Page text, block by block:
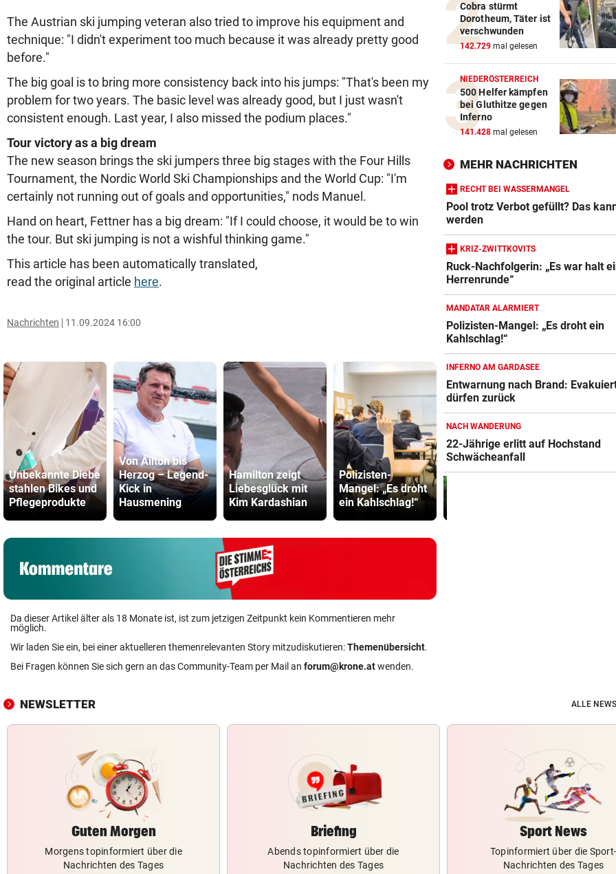
The Austrian ski jumping veteran also tried to improve his equipment and
technique: "I didn't experiment too much because it was already pretty good
before."
The big goal is to bring more consistency back into his jumps: "That's been my
problem for two years. The basic level was already good, but I just wasn't
consistent enough. Last year, I also missed the podium places."
Tour victory as a big dream
The new season brings the ski jumpers three big stages with the Four Hills
Tournament, the Nordic World Ski Championships and the World Cup: "I'm
certainly not running out of goals and opportunities," nods Manuel.
Hand on heart, Fettner has a big dream: "If I could choose, it would be to win
the tour. But ski jumping is not a wishful thinking game."
This article has been automatically translated,
read the original article here.
Nachrichten 11.09.2024 16:00
Unbekannte Diebe
stahlen Bikes und
Pflegeprodukte
Von Ailton bis
Herzog – Legend-
Kick in
Hausmening
Hamilton zeigt
Liebesglück mit
Kim Kardashian
Polizisten-
Mangel: „Es droht
ein Kahlschlag!“
Mehr Geld für
Da dieser Artikel älter als 18 Monate ist, ist zum jetzigen Zeitpunkt kein Kommentieren mehr
möglich.
Wir laden Sie ein, bei einer aktuelleren themenrelevanten Story mitzudiskutieren:Themenübersicht.
Bei Fragen können Sie sich gern an das Community-Team per Mail an forum@krone.atwenden.
GERICHTSENTSCHEIDUNG vor
ÖAMTC nicht gerufen: 130
Strafe für Lenker
NACH ARBEIT IM EINSATZ
60 Alarme zu Waldbränden in
einer Woche
NAMEN VERWECHSELT vor
Embryo eingesetzt
DREIMAL SO VIELE KÜHE
Dürre bringt jetzt auch
Schlachthöfe ans Limit
STATT SCHACHGENIE vor 2
András Baka soll neuer
Ungarns werden
Cobra stürmt
Dorotheum, Täter ist
verschwunden
142.729 mal gelesen
NIEDERÖSTERREICH
500 Helfer kämpfen
bei Gluthitze gegen
Inferno
141.428 mal gelesen
MEHR NACHRICHTEN
RECHT BEI WASSERMANGEL
Pool trotz Verbot gefüllt? Das
werden
KRIZ-ZWITTKOVITS
Ruck-Nachfolgerin: „Es war halt
Herrenrunde“
MANDATAR ALARMIERT
Polizisten-Mangel: „Es droht ein
Kahlschlag!“
INFERNO AM GARDASEE
Entwarnung nach Brand:
dürfen zurück
NACH WANDERUNG
22-Jährige erlitt auf Hochstand
Schwächeanfall
NEWSLETTER ALLE
Guten Morgen
Morgens topinformiert über die
Nachrichten des Tages
Briefing
Abends topinformiert über die
Nachrichten des Tages
Sport News
Topinformiert über die Sport-
Nachrichten des Tages